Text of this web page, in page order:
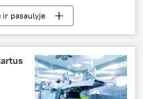
pasaulyje
19